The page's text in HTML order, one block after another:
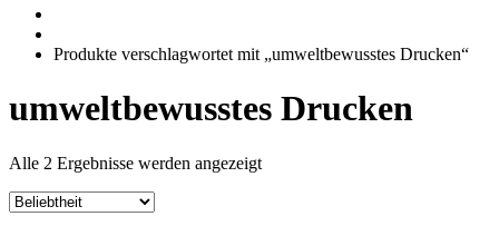
Produkte verschlagwortet mit „umweltbewusstes Drucken“
umweltbewusstes Drucken
Alle 2 Ergebnisse werden angezeigtNach